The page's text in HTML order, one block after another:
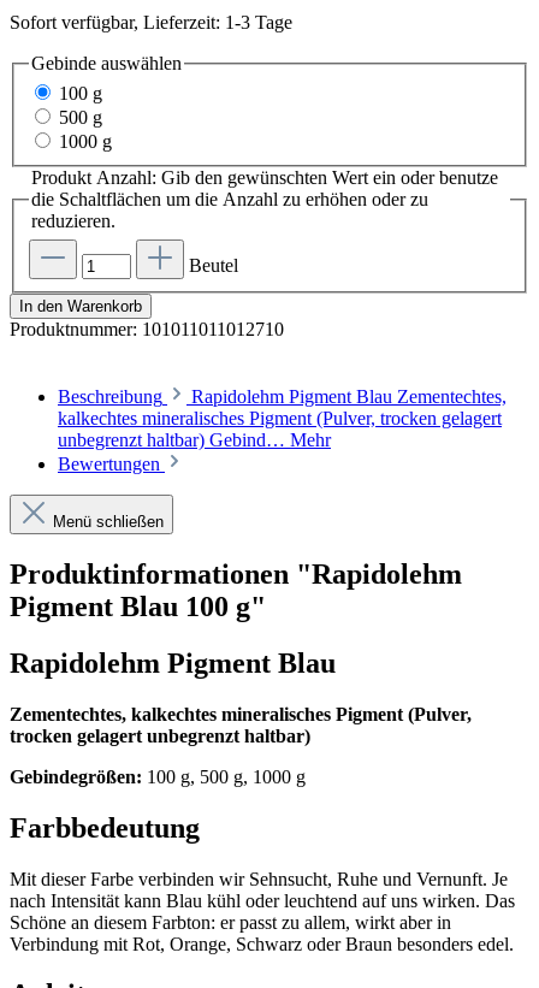
Sofort verfügbar, Lieferzeit: 1-3 Tage
Gebinde auswählen
100 g
500 g
1000 g
Produkt Anzahl: Gib den gewünschten Wert ein oder benutze
die Schaltflächen um die Anzahl zu erhöhen oder zu
reduzieren.
Beutel
In den Warenkorb
Produktnummer: 101011011012710
Beschreibung
Rapidolehm Pigment Blau Zementechtes,
kalkechtes mineralisches Pigment (Pulver, trocken gelagert
unbegrenzt haltbar) Gebind… Mehr
Bewertungen
Menü schließen
Produktinformationen "Rapidolehm
Pigment Blau 100 g"
Rapidolehm Pigment Blau
Zementechtes, kalkechtes mineralisches Pigment (Pulver,
trocken gelagert unbegrenzt haltbar)
Gebindegrößen: 100 g, 500 g, 1000 g
Farbbedeutung
Mit dieser Farbe verbinden wir Sehnsucht, Ruhe und Vernunft. Je
nach Intensität kann Blau kühl oder leuchtend auf uns wirken. Das
Schöne an diesem Farbton: er passt zu allem, wirkt aber in
Verbindung mit Rot, Orange, Schwarz oder Braun besonders edel.